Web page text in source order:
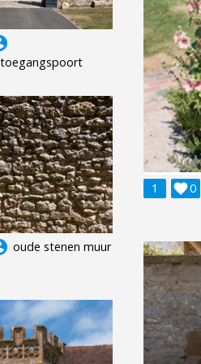
1 0

oude stenen muur